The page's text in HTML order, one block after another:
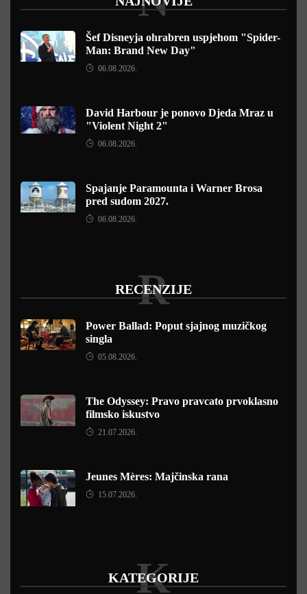
Šef Disneyja ohrabren uspjehom "Spider-
Man: Brand New Day"
06.08.2026.
David Harbour je ponovo Djeda Mraz u
"Violent Night 2"
06.08.2026.
Spajanje Paramounta i Warner Brosa
pred sudom 2027.
06.08.2026.
RECENZIJE
R
Power Ballad: Poput sjajnog muzičkog
singla
05.08.2026.
The Odyssey: Pravo pravcato prvoklasno
filmsko iskustvo
21.07.2026.
Jeunes Mères: Majčinska rana
15.07.2026.
KATEGORIJE
K